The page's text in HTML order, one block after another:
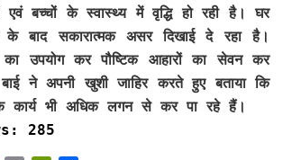
बच्चों के स्वास्थ्य में वृद्धि हो रही है। घर
बाद सकारात्मक असर दिखाई दे रहा है।
उपयोग कर पौष्टिक आहारों का सेवन कर
ने अपनी खुशी जाहिर करते हुए बताया कि
कार्य भी अधिक लगन से कर पा रहे हैं।
285